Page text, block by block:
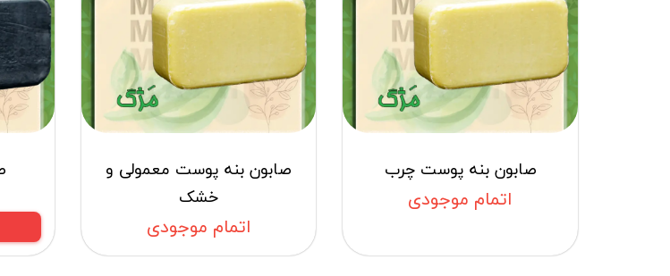
صابون بنه پوست چرب
اتمام موجودی
صابون بنه پوست معمولی و
خشک
اتمام موجودی